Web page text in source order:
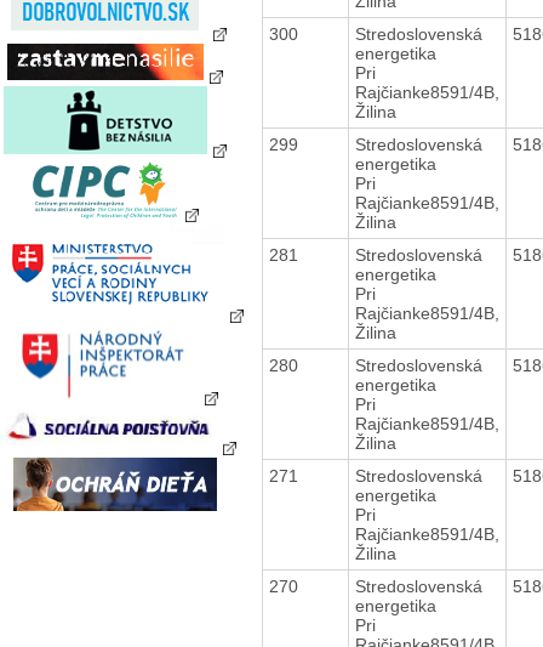
300
Stredoslovenská
energetika
Pri
Rajčianke8591/4B,
Žilina
299
Stredoslovenská
energetika
Pri
Rajčianke8591/4B,
Žilina
281
Stredoslovenská
energetika
Pri
Rajčianke8591/4B,
Žilina
280
Stredoslovenská
energetika
Pri
Rajčianke8591/4B,
Žilina
271
Stredoslovenská
energetika
Pri
Rajčianke8591/4B,
Žilina
270
Stredoslovenská
energetika
Pri